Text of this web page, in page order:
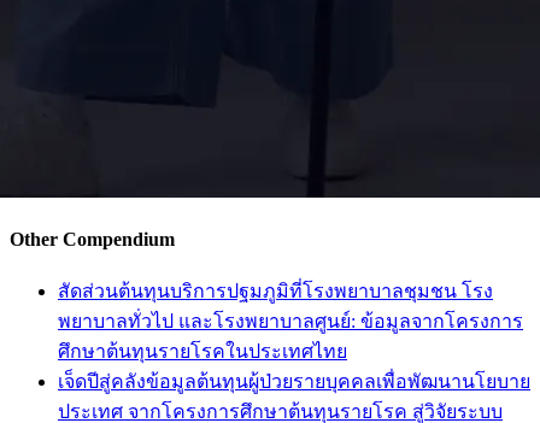
Other Compendium
สัดส่วนต้นทุนบริการปฐมภูมิที่โรงพยาบาลชุมชน โรง
พยาบาลทั่วไป และโรงพยาบาลศูนย์: ข้อมูลจากโครงการ
ศึกษาต้นทุนรายโรคในประเทศไทย
เจ็ดปีสู่คลังข้อมูลต้นทุนผู้ป่วยรายบุคคลเพื่อพัฒนานโยบาย
ประเทศ จากโครงการศึกษาต้นทุนรายโรค สู่วิจัยระบบ